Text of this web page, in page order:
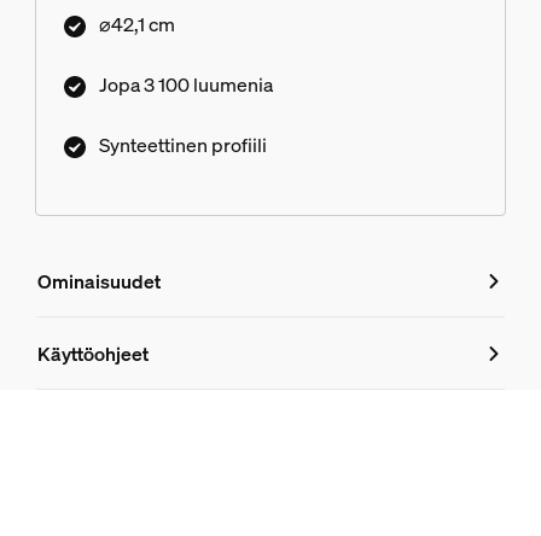
⌀42,1 cm
Jopa 3 100 luumenia
Synteettinen profiili
Ominaisuudet
Ominaisuudet
Käyttöohjeet